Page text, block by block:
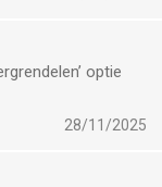
optie
28/11/2025